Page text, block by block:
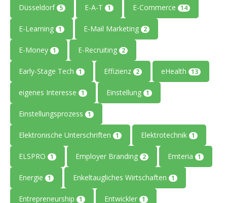
Düsseldorf 5 E-A-T 1 E-Commerce 14
E-Learning 1 E-Mail Marketing 2
E-Money 1 E-Recruiting 2
Early-Stage Tech 1 Effizienz 2 eHealth 13
eigenes Interesse 1 Einstellung 1
Einstellungsprozess 1
Elektronische Unterschriften 1 Elektrotechnik 1
ELSPRO 1 Employer Branding 2 Emteria 1
Energie 1 Enkeltaugliches Wirtschaften 1
Entrepreneurship 1 Entwickler 1